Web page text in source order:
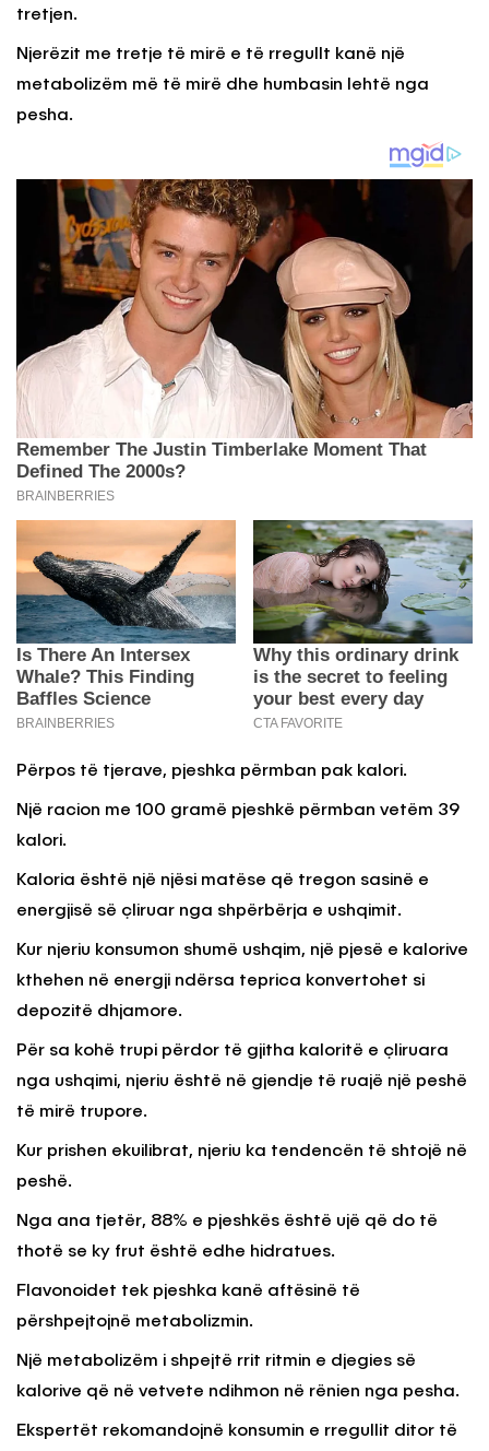
tretjen.
Njerëzit me tretje të mirë e të rregullt kanë një
metabolizëm më të mirë dhe humbasin lehtë nga
pesha.
Përpos të tjerave, pjeshka përmban pak kalori.
Një racion me 100 gramë pjeshkë përmban vetëm 39
kalori.
Kaloria është një njësi matëse që tregon sasinë e
energjisë së çliruar nga shpërbërja e ushqimit.
Kur njeriu konsumon shumë ushqim, një pjesë e kalorive
kthehen në energji ndërsa teprica konvertohet si
depozitë dhjamore.
Për sa kohë trupi përdor të gjitha kaloritë e çliruara
nga ushqimi, njeriu është në gjendje të ruajë një peshë
të mirë trupore.
Kur prishen ekuilibrat, njeriu ka tendencën të shtojë në
peshë.
Nga ana tjetër, 88% e pjeshkës është ujë që do të
thotë se ky frut është edhe hidratues.
Flavonoidet tek pjeshka kanë aftësinë të
përshpejtojnë metabolizmin.
Një metabolizëm i shpejtë rrit ritmin e djegies së
kalorive që në vetvete ndihmon në rënien nga pesha.
Ekspertët rekomandojnë konsumin e rregullit ditor të